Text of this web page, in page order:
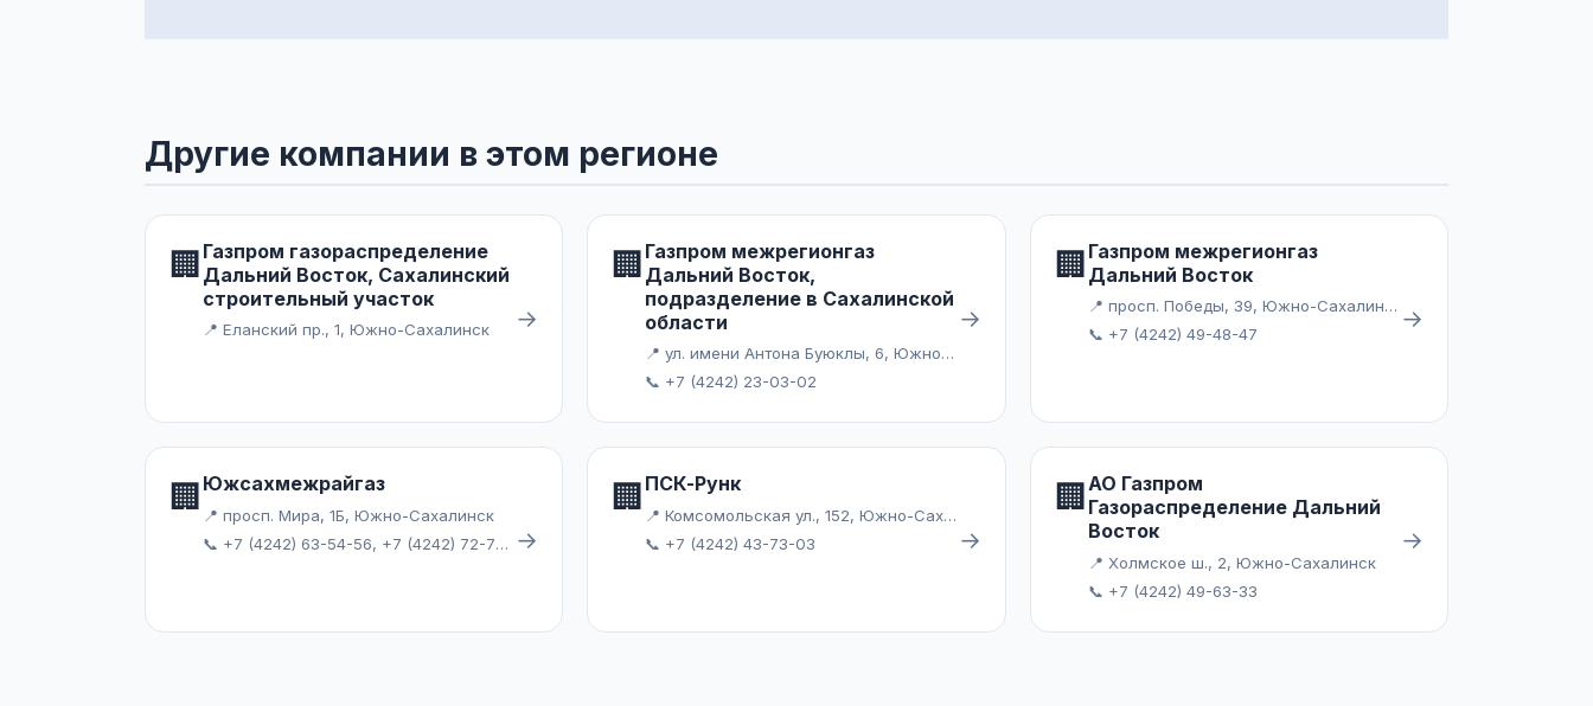
Другие компании в этом регионе
🏢 Газпром газораспределение
Дальний Восток, Сахалинский
строительный участок
📍 Еланский пр., 1, Южно-Сахалинск →
🏢 Газпром межрегионгаз
Дальний Восток,
подразделение в Сахалинской
области
📍 ул. имени Антона Буюклы, 6, Южно-Сахалинск
📞 +7 (4242) 23-03-02
→
🏢 Газпром межрегионгаз
Дальний Восток
📍 просп. Победы, 39, Южно-Сахалинск
📞 +7 (4242) 49-48-47
→
🏢 Южсахмежрайгаз
📍 просп. Мира, 1Б, Южно-Сахалинск
📞 +7 (4242) 63-54-56, +7 (4242) 72-79-70, +7 (4242) 77-72-65 →
🏢 ПСК-Рунк
📍 Комсомольская ул., 152, Южно-Сахалинск
📞 +7 (4242) 43-73-03
→
🏢 АО Газпром
Газораспределение Дальний
Восток
📍 Холмское ш., 2, Южно-Сахалинск
📞 +7 (4242) 49-63-33
→